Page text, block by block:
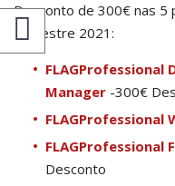
Desconto de 300€ nas 5
semestre 2021:
FLAGProfessional
Manager -300€
FLAGProfessional
FLAGProfessional
Desconto